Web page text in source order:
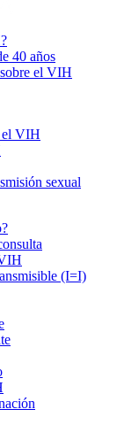
40 años
el VIH
el VIH
sexual
(I=I)